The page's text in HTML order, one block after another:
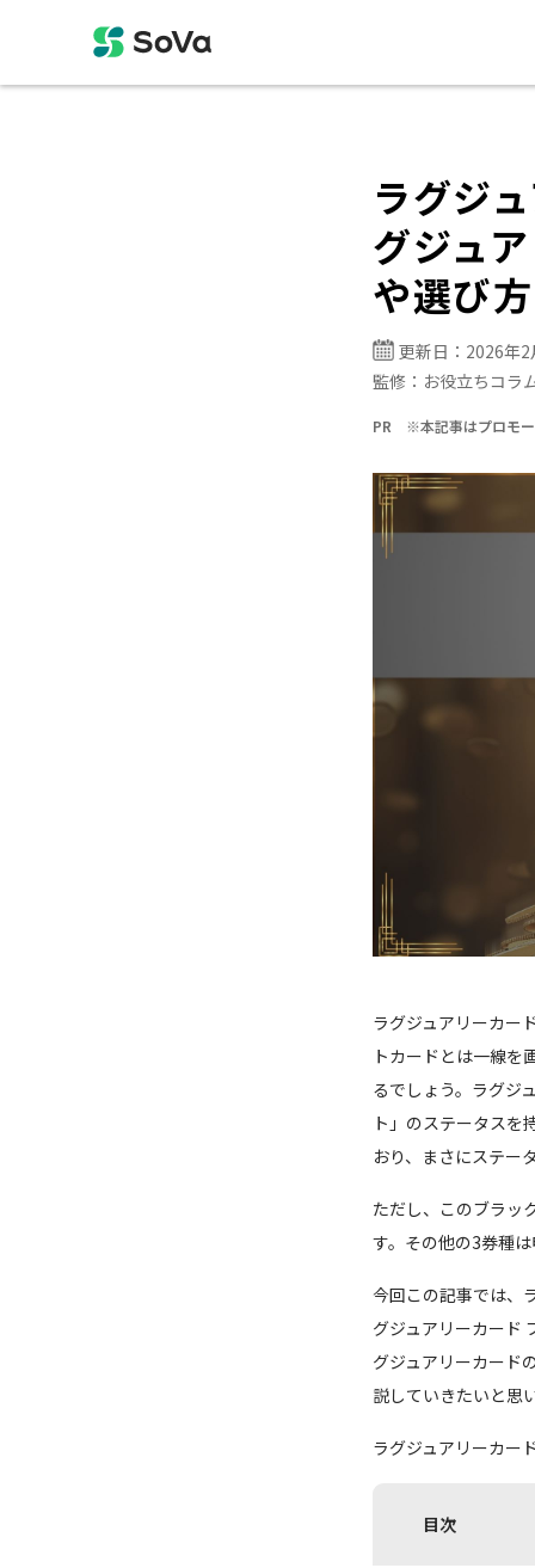
ラグジ
グジュ
や選び
更新日： 2026年
監修： お役立ちコラ
PR ※本記事はプロモー
ラグジュアリーカー
トカードとは一線を
るでしょう。ラグジ
ト」のステータスを
おり、まさにステー
ただし、このブラッ
す。その他の3券種
今回この記事では、
グジュアリーカード
グジュアリーカード
説していきたいと思
ラグジュアリーカー
目次